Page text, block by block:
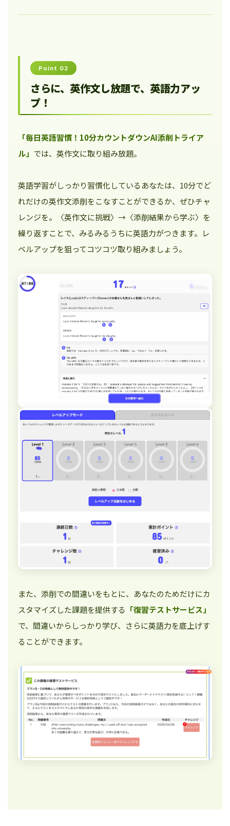
Point 02
さらに、英作文し放題で、英語力アッ
プ！
「毎日英語習慣！10分カウントダウンAI添削トライア
ル」 では、英作文に取り組み放題。
英語学習がしっかり習慣化しているあなたは、10分でど
れだけの英作文添削をこなすことができるか、ぜひチャ
レンジを。〈英作文に挑戦〉→〈添削結果から学ぶ〉を
繰り返すことで、みるみるうちに英語力がつきます。レ
ベルアップを狙ってコツコツ取り組みましょう。
また、添削での間違いをもとに、あなたのためだけにカ
スタマイズした課題を提供する 「復習テストサービス」
で、間違いからしっかり学び、さらに英語力を底上げす
ることができます。